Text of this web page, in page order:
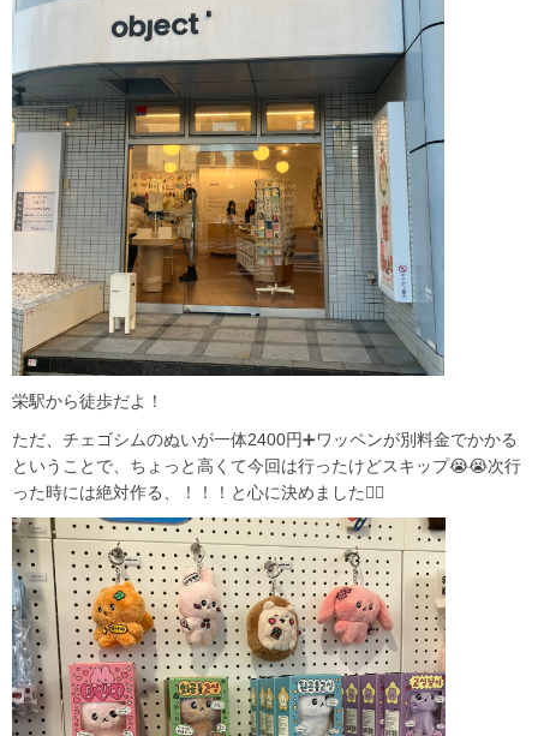
栄駅から徒歩だよ！
ただ、チェゴシムのぬいが一体2400円➕ワッペンが別料金でかかる
ということで、ちょっと高くて今回は行ったけどスキップ😭😭次行
った時には絶対作る、！！！と心に決めました✊🏻